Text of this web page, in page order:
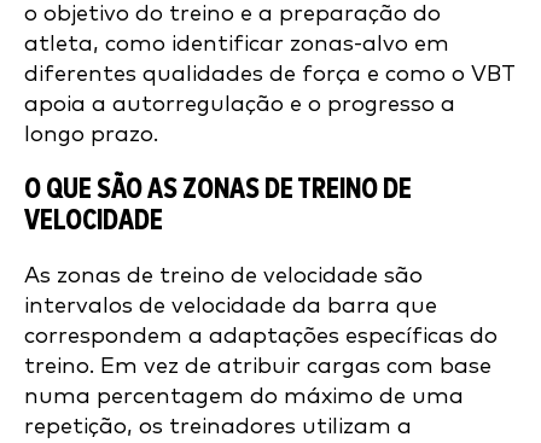
o objetivo do treino e a preparação do
atleta, como identificar zonas-alvo em
diferentes qualidades de força e como o VBT
apoia a autorregulação e o progresso a
longo prazo.
O QUE SÃO AS ZONAS DE TREINO DE
VELOCIDADE
As zonas de treino de velocidade são
intervalos de velocidade da barra que
correspondem a adaptações específicas do
treino. Em vez de atribuir cargas com base
numa percentagem do máximo de uma
repetição, os treinadores utilizam a